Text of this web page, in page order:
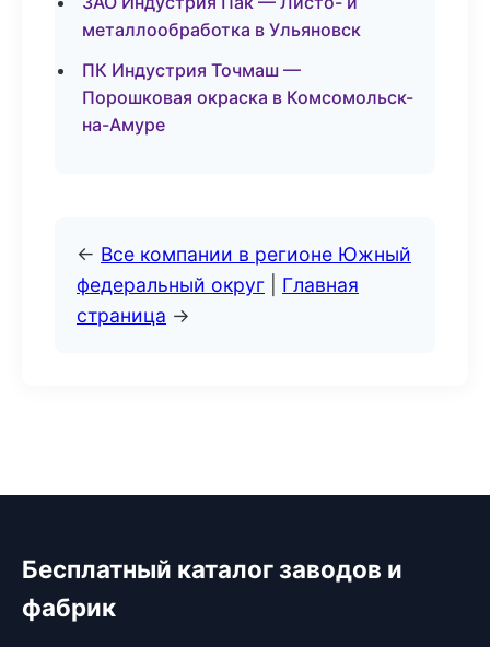
металлообработка в Ульяновск
ПК Индустрия Точмаш —
Порошковая окраска в Комсомольск-
на-Амуре
← Все компании в регионе Южный
федеральный округ
Главная
страница →
Бесплатный каталог заводов и
фабрик